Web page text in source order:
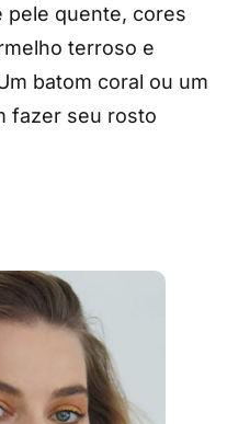
pele quente, cores
terroso e
batom coral ou um
fazer seu rosto